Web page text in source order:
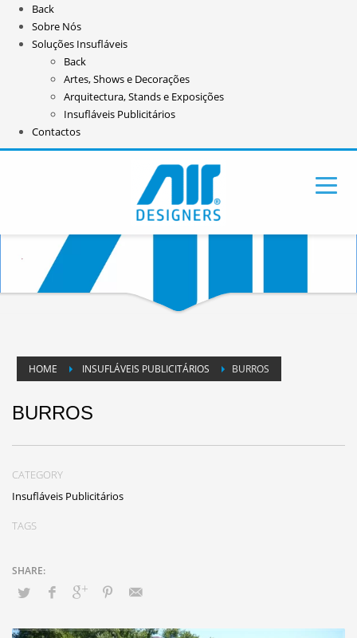
Back
Sobre Nós
Soluções Insufláveis
Back
Artes, Shows e Decorações
Arquitectura, Stands e Exposições
Insufláveis Publicitários
Contactos
HOME INSUFLÁVEIS PUBLICITÁRIOS BURROS
BURROS
CATEGORY
Insufláveis Publicitários
TAGS